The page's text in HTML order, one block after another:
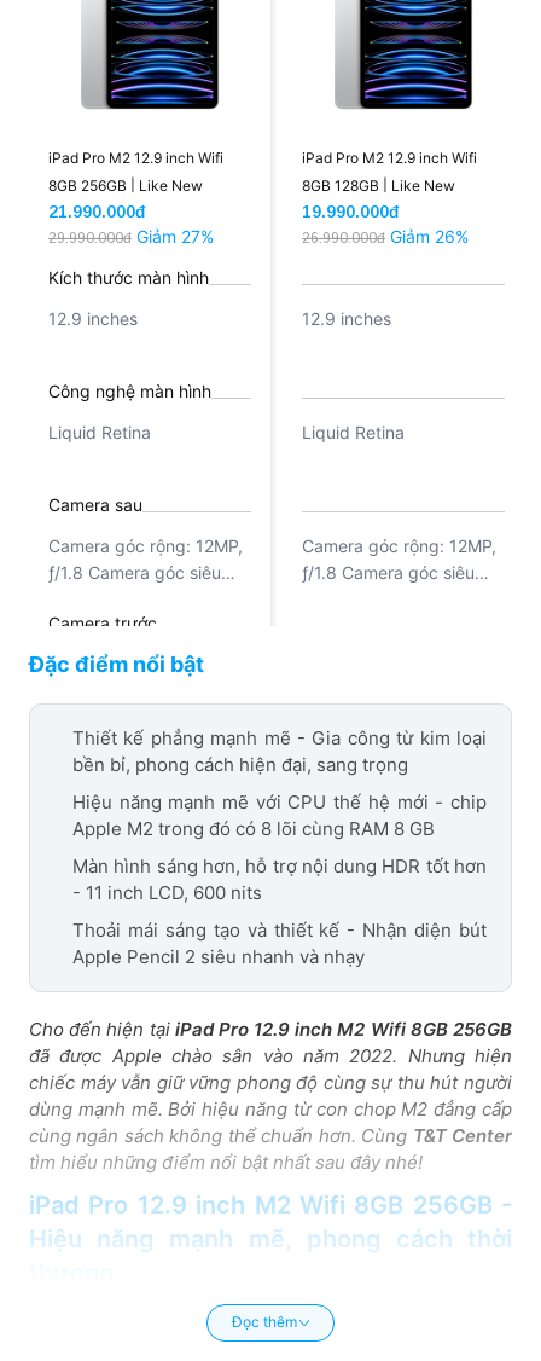
iPad Pro M2 12.9 inch Wifi
8GB 256GB | Like New
21.990.000đ
29.990.000đ Giảm 27%
Kích thước màn hình
12.9 inches
Công nghệ màn hình
Liquid Retina
Camera sau
Camera góc rộng: 12MP,
ƒ/1.8 Camera góc siêu
Camera trước
12MP, 122°, ƒ/2.4
Chipset
Apple M2 8 nhân
iPad Pro M2 12.9 inch Wifi
8GB 128GB | Like New
19.990.000đ
26.990.000đ Giảm 26%
12.9 inches
Liquid Retina
Camera góc rộng: 12MP,
ƒ/1.8 Camera góc siêu
Apple M2 8 nhân
Đặc điểm nổi bật
Thiết kế phẳng mạnh mẽ - Gia công từ kim loại
bền bỉ, phong cách hiện đại, sang trọng
Hiệu năng mạnh mẽ với CPU thế hệ mới - chip
Apple M2 trong đó có 8 lõi cùng RAM 8 GB
Màn hình sáng hơn, hỗ trợ nội dung HDR tốt hơn
- 11 inch LCD, 600 nits
Thoải mái sáng tạo và thiết kế - Nhận diện bút
Apple Pencil 2 siêu nhanh và nhạy
Cho đến hiện tại iPad Pro 12.9 inch M2 Wifi 8GB 256GB
đã được Apple chào sân vào năm 2022. Nhưng hiện
chiếc máy vẫn giữ vững phong độ cùng sự thu hút người
dùng mạnh mẽ. Bởi hiệu năng từ con chop M2 đẳng cấp
cùng ngân sách không thể chuẩn hơn. Cùng T&T Center
tìm hiểu những điểm nổi bật nhất sau đây nhé!
iPad Pro 12.9 inch M2 Wifi 8GB 256GB -
Hiệu năng mạnh mẽ, phong cách thời
Sau những siêu phẩm iPhone, iPad đã cho ra đời sản
phẩm tiếp theo được Apple vào năm 2022. Hiện chiếc
Đọc thêm